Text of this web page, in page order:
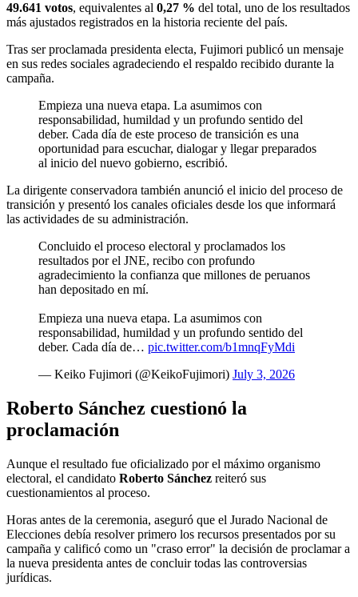
49.641 votos, equivalentes al 0,27 % del total, uno de los resultados
más ajustados registrados en la historia reciente del país.
Tras ser proclamada presidenta electa, Fujimori publicó un mensaje
en sus redes sociales agradeciendo el respaldo recibido durante la
campaña.
Empieza una nueva etapa. La asumimos con
responsabilidad, humildad y un profundo sentido del
deber. Cada día de este proceso de transición es una
oportunidad para escuchar, dialogar y llegar preparados
al inicio del nuevo gobierno, escribió.
La dirigente conservadora también anunció el inicio del proceso de
transición y presentó los canales oficiales desde los que informará
las actividades de su administración.
Concluido el proceso electoral y proclamados los
resultados por el JNE, recibo con profundo
agradecimiento la confianza que millones de peruanos
han depositado en mí.
Empieza una nueva etapa. La asumimos con
responsabilidad, humildad y un profundo sentido del
deber. Cada día de… pic.twitter.com/b1mnqFyMdi
— Keiko Fujimori (@KeikoFujimori) July 3, 2026
Roberto Sánchez cuestionó la
proclamación
Aunque el resultado fue oficializado por el máximo organismo
electoral, el candidato Roberto Sánchez reiteró sus
cuestionamientos al proceso.
Horas antes de la ceremonia, aseguró que el Jurado Nacional de
Elecciones debía resolver primero los recursos presentados por su
campaña y calificó como un "craso error" la decisión de proclamar a
la nueva presidenta antes de concluir todas las controversias
jurídicas.